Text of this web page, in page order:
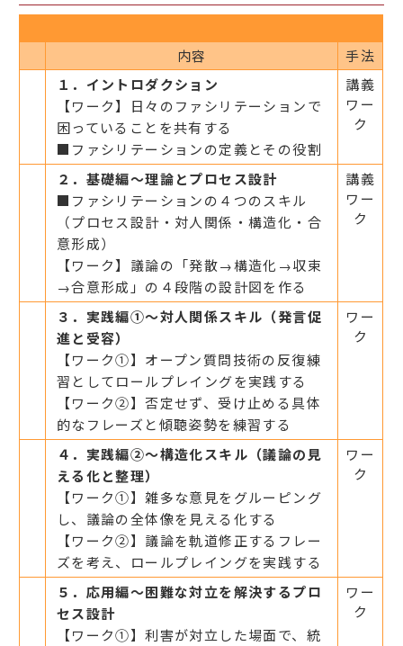
内容 手法
１．イントロダクション
【ワーク】日々のファシリテーションで
困っていることを共有する
■ファシリテーションの定義とその役割
講義
ワー
ク
２．基礎編～理論とプロセス設計
■ファシリテーションの４つのスキル
（プロセス設計・対人関係・構造化・合
意形成）
【ワーク】議論の「発散→構造化→収束
→合意形成」の４段階の設計図を作る
講義
ワー
ク
３．実践編①～対人関係スキル（発言促
進と受容）
【ワーク①】オープン質問技術の反復練
習としてロールプレイングを実践する
【ワーク②】否定せず、受け止める具体
的なフレーズと傾聴姿勢を練習する
ワー
ク
４．実践編②～構造化スキル（議論の見
える化と整理）
【ワーク①】雑多な意見をグルーピング
し、議論の全体像を見える化する
【ワーク②】議論を軌道修正するフレー
ズを考え、ロールプレイングを実践する
ワー
ク
５．応用編～困難な対立を解決するプロ
セス設計
【ワーク①】利害が対立した場面で、統
ワー
ク